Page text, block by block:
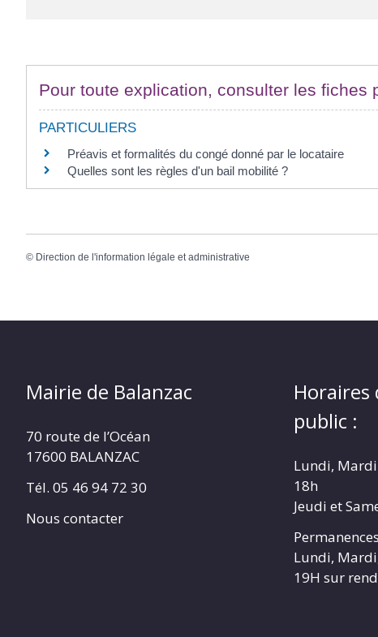
Pour toute explication, consulter les fiches
PARTICULIERS
Préavis et formalités du congé donné par le locataire
Quelles sont les règles d'un bail mobilité ?
© Direction de l'information légale et administrative
Mairie de Balanzac
70 route de l’Océan
17600 BALANZAC
Tél. 05 46 94 72 30
Nous contacter
Horaires
public :
Lundi,
18h
Jeudi et
Lundi,
19H sur